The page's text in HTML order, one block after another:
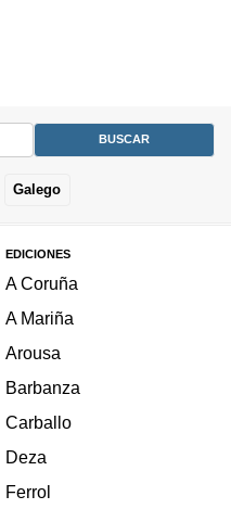
Galego
EDICIONES
A Coruña
A Mariña
Arousa
Barbanza
Carballo
Deza
Ferrol